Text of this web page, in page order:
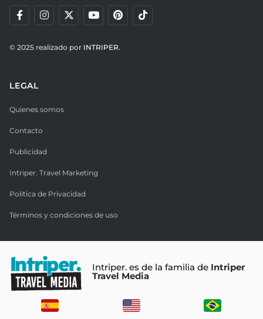
© 2025 realizado por INTRIPER.
LEGAL
Quienes somos
Contacto
Publicidad
Intriper. Travel Marketing
Política de Privacidad
Términos y condiciones de uso
Intriper. es de la familia de Intriper
Travel Media